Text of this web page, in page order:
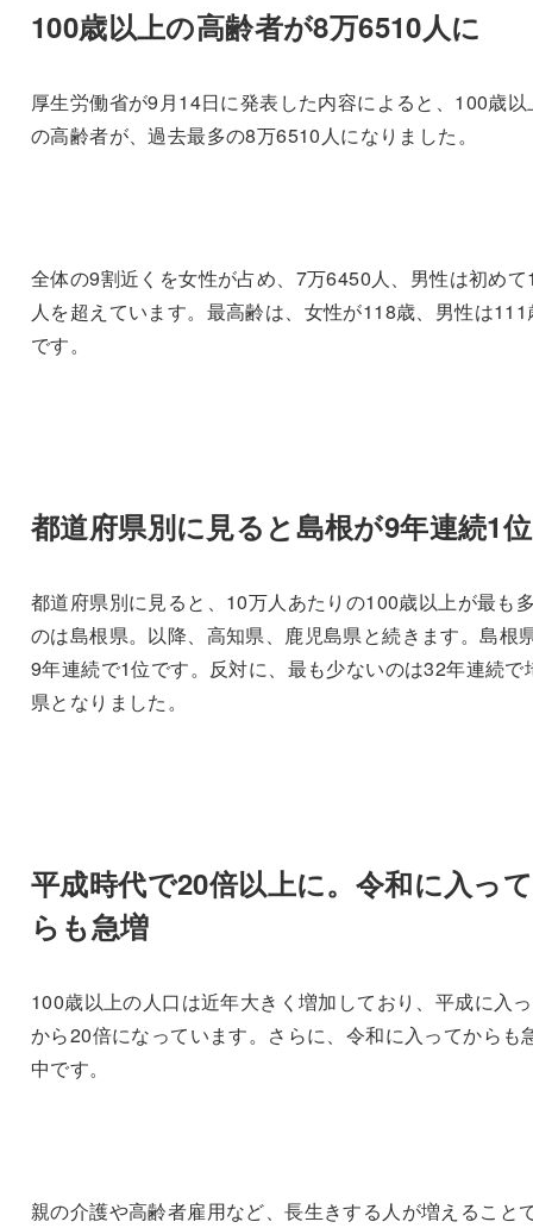
100歳以上の高齢者が8万6510人に
厚生労働省が9月14日に発表した内容によると、100歳以
の高齢者が、過去最多の8万6510人になりました。
全体の9割近くを女性が占め、7万6450人、男性は初めて
人を超えています。最高齢は、女性が118歳、男性は111
です。
都道府県別に見ると島根が9年連続1位
都道府県別に見ると、10万人あたりの100歳以上が最も
のは島根県。以降、高知県、鹿児島県と続きます。島根
9年連続で1位です。反対に、最も少ないのは32年連続で
県となりました。
平成時代で20倍以上に。令和に入っ
らも急増
100歳以上の人口は近年大きく増加しており、平成に入
から20倍になっています。さらに、令和に入ってからも
中です。
親の介護や高齢者雇用など、長生きする人が増えること